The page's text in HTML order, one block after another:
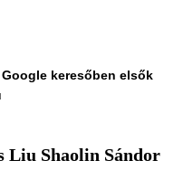
keresőben elsők
Liu Shaolin Sándor